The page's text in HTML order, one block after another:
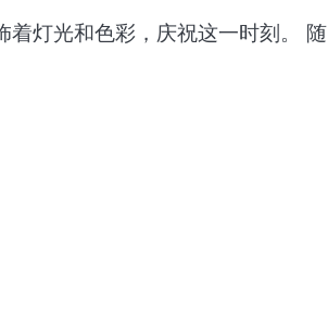
着灯光和色彩，庆祝这一时刻。 随